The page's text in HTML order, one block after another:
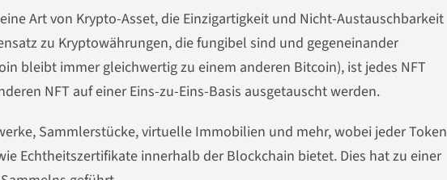
Art von Krypto-Asset, die Einzigartigkeit und Nicht-Austauschbarkeit
zu Kryptowährungen, die fungibel sind und gegeneinander
bleibt immer gleichwertig zu einem anderen Bitcoin), ist jedes NFT
NFT auf einer Eins-zu-Eins-Basis ausgetauscht werden.
Sammlerstücke, virtuelle Immobilien und mehr, wobei jeder Token
Echtheitszertifikate innerhalb der Blockchain bietet. Dies hat zu einer